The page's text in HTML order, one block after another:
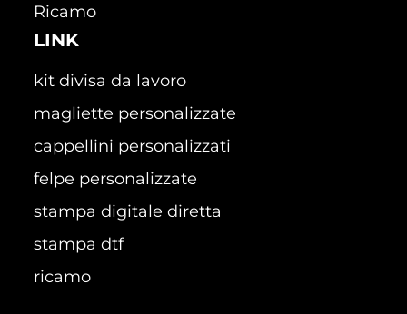
Ricamo
LINK
kit divisa da lavoro
magliette personalizzate
cappellini personalizzati
felpe personalizzate
stampa digitale diretta
stampa dtf
ricamo